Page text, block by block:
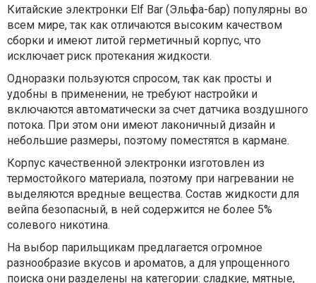
Китайские электронки Elf Bar (Эльфа-бар) популярны во
всем мире, так как отличаются высоким качеством
сборки и имеют литой герметичный корпус, что
исключает риск протекания жидкости.
Одноразки пользуются спросом, так как просты и
удобны в применении, не требуют настройки и
включаются автоматически за счет датчика воздушного
потока. При этом они имеют лаконичный дизайн и
небольшие размеры, поэтому поместятся в кармане.
Корпус качественной электронки изготовлен из
термостойкого материала, поэтому при нагревании не
выделяются вредные вещества. Состав жидкости для
вейпа безопасный, в ней содержится не более 5%
солевого никотина.
На выбор парильщикам предлагается огромное
разнообразие вкусов и ароматов, а для упрощенного
поиска они разделены на категории: сладкие, мятные,